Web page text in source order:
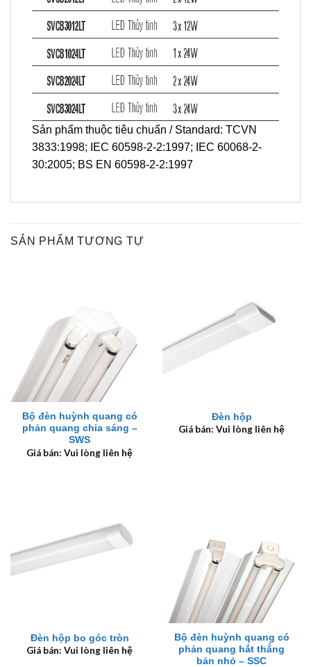
Sản phẩm thuộc tiêu chuẩn / Standard: TCVN
3833:1998; IEC 60598-2-2:1997; IEC 60068-2-
30:2005; BS EN 60598-2-2:1997
SẢN PHẨM TƯƠNG TỰ
Bộ đèn huỳnh quang có
phản quang chia sáng –
SWS
Giá bán: Vui lòng liên hệ
Đèn hộp
Giá bán: Vui lòng liên hệ
Đèn hộp bo góc tròn
Giá bán: Vui lòng liên hệ
Bộ đèn huỳnh quang có
phản quang hắt thẳng
bản nhỏ – SSC